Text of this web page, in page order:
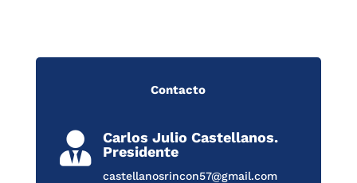
Contacto

Carlos Julio Castellanos.
Presidente
castellanosrincon57@gmail.com